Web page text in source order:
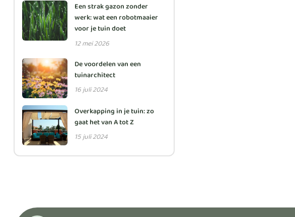
Een strak gazon zonder
werk: wat een robotmaaier
voor je tuin doet
12 mei 2026
De voordelen van een
tuinarchitect
16 juli 2024
Overkapping in je tuin: zo
gaat het van A tot Z
15 juli 2024